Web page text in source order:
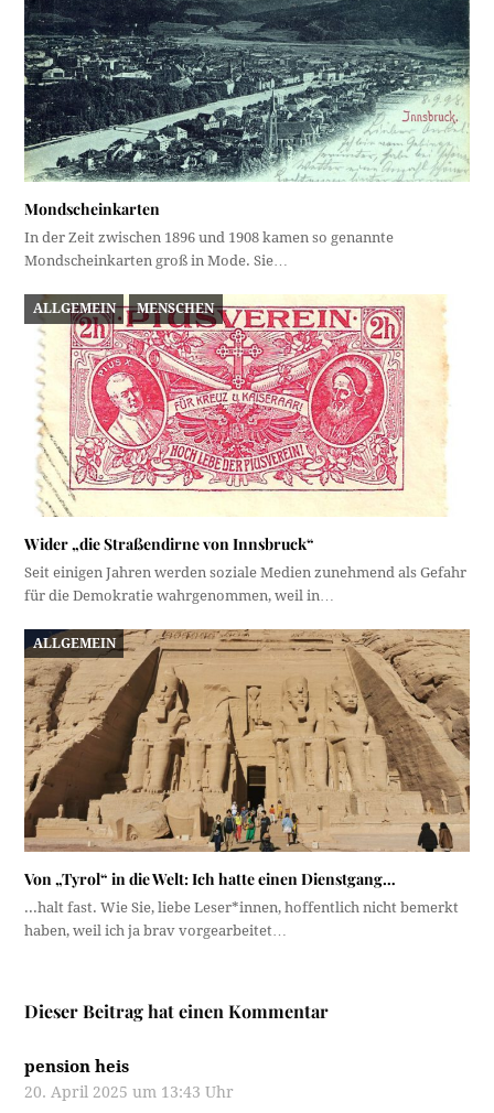
Mondscheinkarten
In der Zeit zwischen 1896 und 1908 kamen so genannte
Mondscheinkarten groß in Mode. Sie…
ALLGEMEIN MENSCHEN
Wider „die Straßendirne von Innsbruck“
Seit einigen Jahren werden soziale Medien zunehmend als Gefahr
für die Demokratie wahrgenommen, weil in…
ALLGEMEIN
Von „Tyrol“ in die Welt: Ich hatte einen Dienstgang…
...halt fast. Wie Sie, liebe Leser*innen, hoffentlich nicht bemerkt
haben, weil ich ja brav vorgearbeitet…
Dieser Beitrag hat einen Kommentar
pension heis
20. April 2025 um 13:43 Uhr